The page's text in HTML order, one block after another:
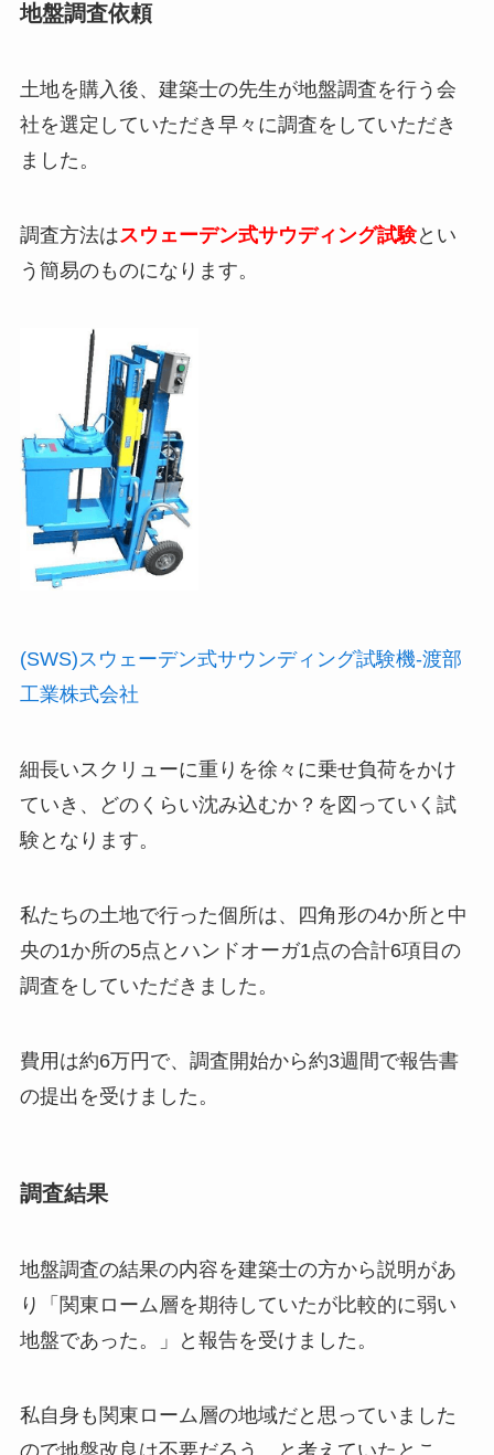
地盤調査依頼
土地を購入後、建築士の先生が地盤調査を行う会
社を選定していただき早々に調査をしていただき
ました。
調査方法はスウェーデン式サウディング試験とい
う簡易のものになります。
(SWS)スウェーデン式サウンディング試験機-渡部
工業株式会社
細長いスクリューに重りを徐々に乗せ負荷をかけ
ていき、どのくらい沈み込むか？を図っていく試
験となります。
私たちの土地で行った個所は、四角形の4か所と中
央の1か所の5点とハンドオーガ1点の合計6項目の
調査をしていただきました。
費用は約6万円で、調査開始から約3週間で報告書
の提出を受けました。
調査結果
地盤調査の結果の内容を建築士の方から説明があ
り「関東ローム層を期待していたが比較的に弱い
地盤であった。」と報告を受けました。
私自身も関東ローム層の地域だと思っていました